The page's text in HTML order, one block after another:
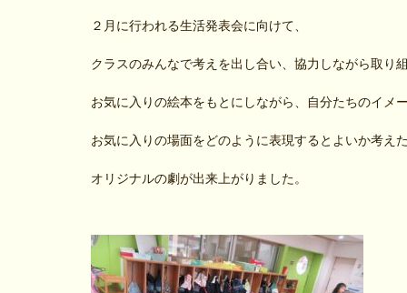
２月に行われる生活発表会に向けて、
クラスのみんなで考えを出し合い、協力しながら取り
お気に入りの絵本をもとにしながら、自分たちのイメ
お気に入りの場面をどのように表現するとよいか考え
オリジナルの劇が出来上がりました。